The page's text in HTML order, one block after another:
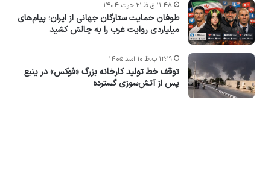
طوفان حمایت ستارگان جهانی از ایران؛ پیام‌های
میلیاردی روایت غرب را به چالش کشید
۱۱:۴۸ ق.ظ ۲۱ حوت ۱۴۰۴
توقف خط تولید کارخانه بزرگ «فوکس» در ینبع
پس از آتش‌سوزی گسترده
۱۲:۱۹ ب.ظ ۱۰ اسد ۱۴۰۵